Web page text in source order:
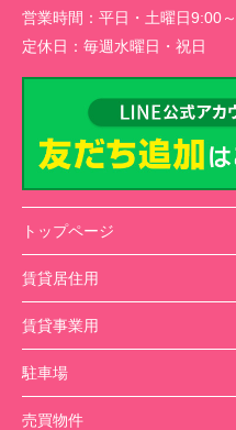
営業時間： 平日・土曜日9:00
定休日： 毎週水曜日・祝日
トップページ
賃貸居住用
賃貸事業用
駐車場
売買物件